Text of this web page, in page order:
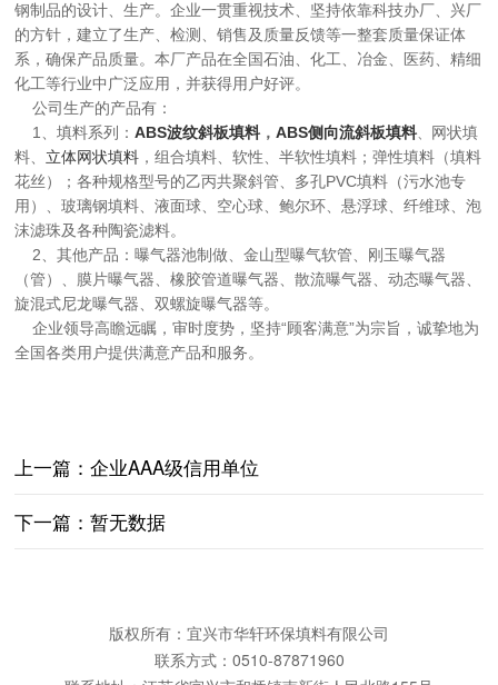
钢制品的设计、生产。企业一贯重视技术、坚持依靠科技办厂、兴厂
的方针，建立了生产、检测、销售及质量反馈等一整套质量保证体
系，确保产品质量。本厂产品在全国石油、化工、冶金、医药、精细
化工等行业中广泛应用，并获得用户好评。
公司生产的产品有：
1、填料系列：ABS波纹斜板填料 ，ABS侧向流斜板填料、
网状填
料、 立体网状填料 ，组合填料、软性、半软性填料；弹性填料（填料
花丝）；各种规格型号的乙丙共聚斜管、多孔PVC填料（污水池专
用）、玻璃钢填料、液面球、空心球、鲍尔环、悬浮球、纤维球、泡
沫滤珠及各种陶瓷滤料。
2、其他产品：曝气器池制做、金山型曝气软管、刚玉曝气器
（管）、膜片曝气器、橡胶管道曝气器、散流曝气器、动态曝气器、
旋混式尼龙曝气器、双螺旋曝气器等。
企业领导高瞻远瞩，审时度势，坚持“顾客满意”为宗旨，诚挚地为
全国各类用户提供满意产品和服务。
上一篇：企业AAA级信用单位
下一篇：暂无数据
版权所有：宜兴市华轩环保填料有限公司
联系方式：0510-87871960